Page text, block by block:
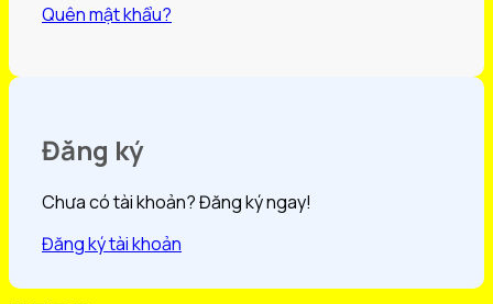
Quên mật khẩu?
Đăng ký
Chưa có tài khoản? Đăng ký ngay!
Đăng ký tài khoản